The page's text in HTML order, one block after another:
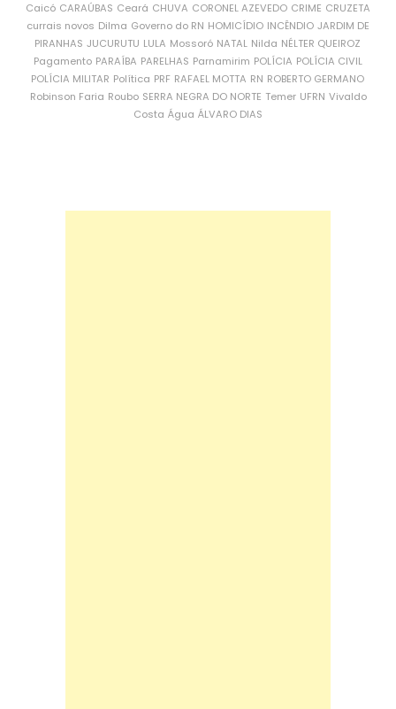
Caicó CARAÚBAS Ceará CHUVA CORONEL AZEVEDO CRIME CRUZETA
currais novos Dilma Governo do RN HOMICÍDIO INCÊNDIO JARDIM DE
PIRANHAS JUCURUTU LULA Mossoró NATAL Nilda NÉLTER QUEIROZ
Pagamento PARAÍBA PARELHAS Parnamirim POLÍCIA POLÍCIA CIVIL
POLÍCIA MILITAR Política PRF RAFAEL MOTTA RN ROBERTO GERMANO
Robinson Faria Roubo SERRA NEGRA DO NORTE Temer UFRN Vivaldo
Costa Água ÁLVARO DIAS